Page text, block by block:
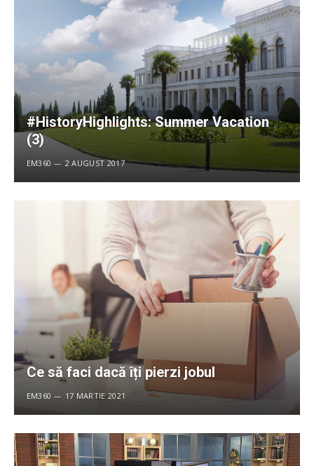
#HistoryHighlights: Summer Vacation
(3)
EM360 2 AUGUST 2017
Ce să faci dacă îți pierzi jobul
EM360 17 MARTIE 2021